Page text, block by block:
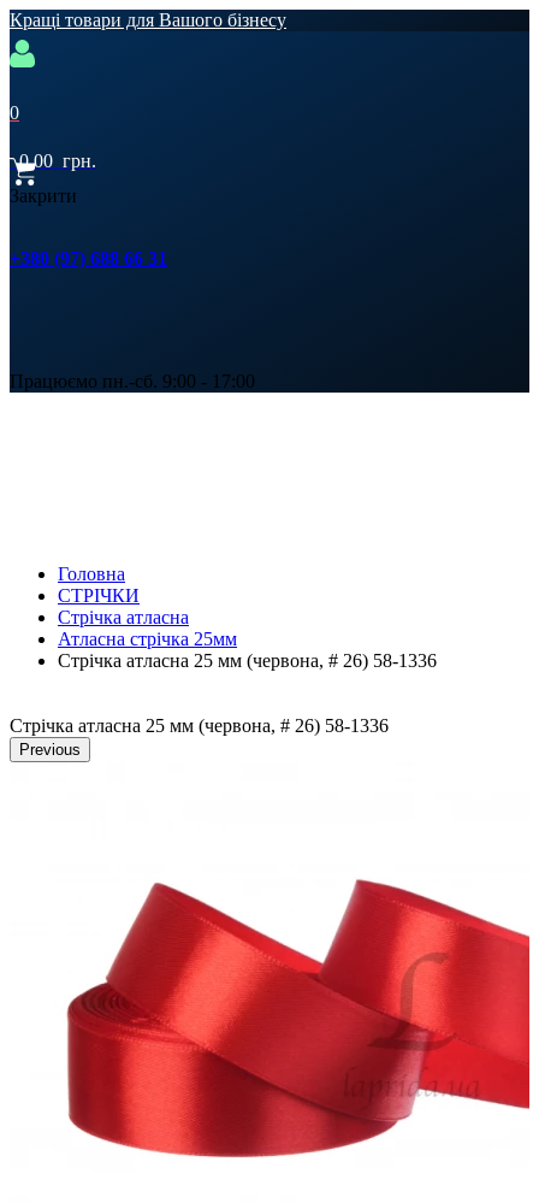
Кращі товари для Вашого бізнесу
0
0,00 грн.
Закрити
+380 (97) 688 66 31
Працюємо пн.-сб. 9:00 - 17:00
Головна
СТРІЧКИ
Стрічка атласна
Атласна стрічка 25мм
Стрічка атласна 25 мм (червона, # 26) 58-1336
Стрічка атласна 25 мм (червона, # 26) 58-1336
Previous